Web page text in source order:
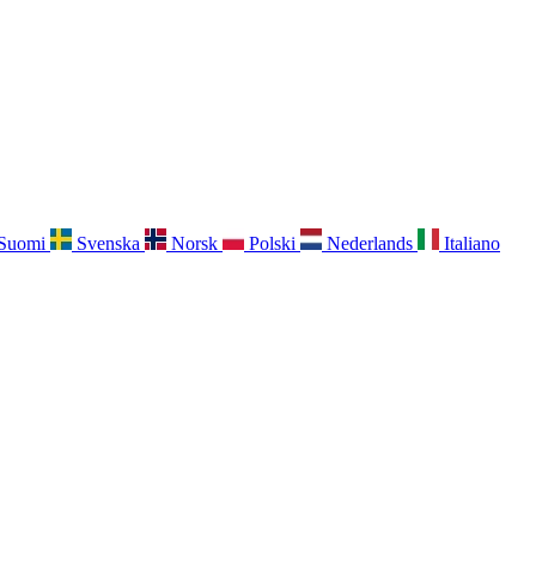
Svenska Norsk Polski Nederlands Italiano